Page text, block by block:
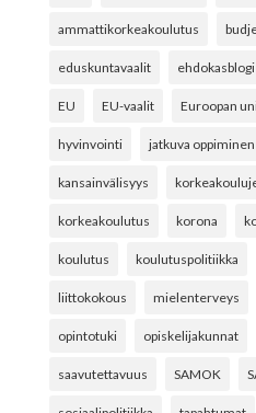
ammattikorkeakoulutus
eduskuntavaalit ehdokasblogi
EU EU-vaalit Euroopan
hyvinvointi jatkuva oppiminen
kansainvälisyys
korkeakoulutus korona
koulutus koulutuspolitiikka
liittokokous mielenterveys
opintotuki opiskelijakunnat
saavutettavuus SAMOK